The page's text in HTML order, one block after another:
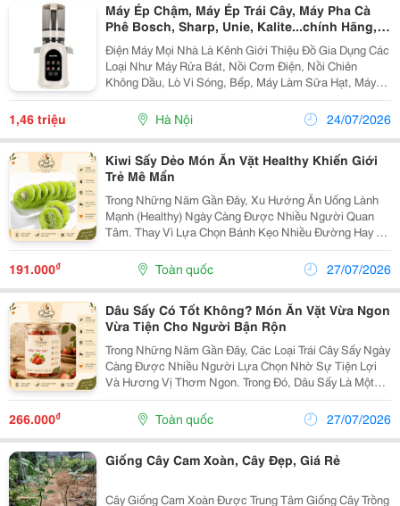
Máy Ép Chậm, Máy Ép Trái Cây, Máy Pha Cà
Phê Bosch, Sharp, Unie, Kalite...chính Hãng,
Gọn Gàng, Hiện Đại
Điện Máy Mọi Nhà Là Kênh Giới Thiệu Đồ Gia Dụng Các
Loại Như Máy Rửa Bát, Nồi Cơm Điện, Nồi Chiên
Không Dầu, Lò Vi Sóng, Bếp, Máy Làm Sữa Hạt, Máy
Ép Chậm, Máy Ép Trái Cây, Máy Nướng Bánh Mì, Máy
Pha Cà Phê... Hàng Đầu Với Đa Dạng Các Sản Phẩm,
1,46 triệu Hà Nội 24/07/2026
Kiwi Sấy Dẻo Món Ăn Vặt Healthy Khiến Giới
Trẻ Mê Mẩn
Trong Những Năm Gần Đây, Xu Hướng Ăn Uống Lành
Mạnh (Healthy) Ngày Càng Được Nhiều Người Quan
Tâm. Thay Vì Lựa Chọn Bánh Kẹo Nhiều Đường Hay Đồ
Ăn Nhanh, Nhiều Người Chuyển Sang Các Loại Trái Cây
Sấy Dẻo Vừa Ngon Miệng Vừa Tiện Lợi. Trong Đó,
191.000₫ Toàn quốc 27/07/2026
Dâu Sấy Có Tốt Không? Món Ăn Vặt Vừa Ngon
Vừa Tiện Cho Người Bận Rộn
Trong Những Năm Gần Đây, Các Loại Trái Cây Sấy Ngày
Càng Được Nhiều Người Lựa Chọn Nhờ Sự Tiện Lợi
Và Hương Vị Thơm Ngon. Trong Đó, Dâu Sấy Là Một
Trong Những Món Ăn Vặt Được Yêu Thích Bởi Vị Chua
Ngọt Hài Hòa, Màu Sắc Bắt Mắt Và Dễ Mang Theo Khi
266.000₫ Toàn quốc 27/07/2026
Giống Cây Cam Xoàn, Cây Đẹp, Giá Rẻ
Cây Giống Cam Xoàn Được Trung Tâm Giống Cây Trồng